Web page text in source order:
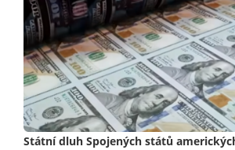
Státní dluh Spojených států